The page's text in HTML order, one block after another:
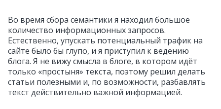
Во время сбора семантики я находил большое
количество информационных запросов.
Естественно, упускать потенциальный трафик на
сайте было бы глупо, и я приступил к ведению
блога. Я не вижу смысла в блоге, в котором идёт
только «простыня» текста, поэтому решил делать
статьи полезными и, по возможности, разбавлять
текст действительно важной информацией.